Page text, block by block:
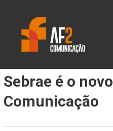
content
Sebrae é o
Comunicação